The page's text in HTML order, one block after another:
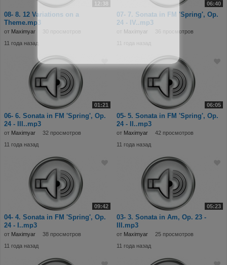
12:38
08- 8. 12 Variations on a
Theme.mp3
от Maximyar
30 просмотров
11 года назад
06:40
07- 7. Sonata in FM 'Spring', Op.
24 - IV..mp3
от Maximyar
36 просмотров
11 года назад
01:21
06- 6. Sonata in FM 'Spring', Op.
24 - III..mp3
от Maximyar
32 просмотров
11 года назад
06:05
05- 5. Sonata in FM 'Spring', Op.
24 - II..mp3
от Maximyar
42 просмотров
11 года назад
09:42
04- 4. Sonata in FM 'Spring', Op.
24 - I..mp3
от Maximyar
38 просмотров
11 года назад
05:23
03- 3. Sonata in Am, Op. 23 -
III.mp3
от Maximyar
25 просмотров
11 года назад